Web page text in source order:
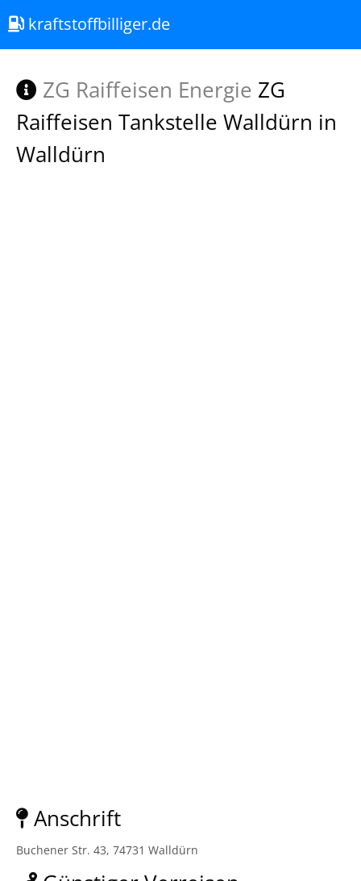
kraftstoffbilliger.de
ZG Raiffeisen Energie ZG
Raiffeisen Tankstelle Walldürn in
Walldürn
Anschrift
Buchener Str. 43, 74731 Walldürn